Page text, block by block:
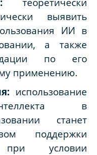
выявить
ИИ в
а также
по его
применению.
использование
в
станет
поддержки
условии